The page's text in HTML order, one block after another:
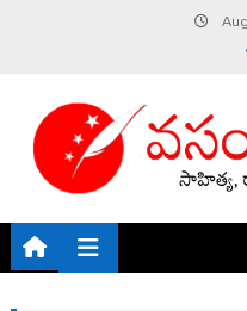
content